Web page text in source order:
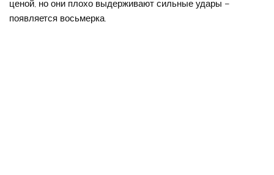
ценой, но они плохо выдерживают сильные удары –
появляется восьмерка.